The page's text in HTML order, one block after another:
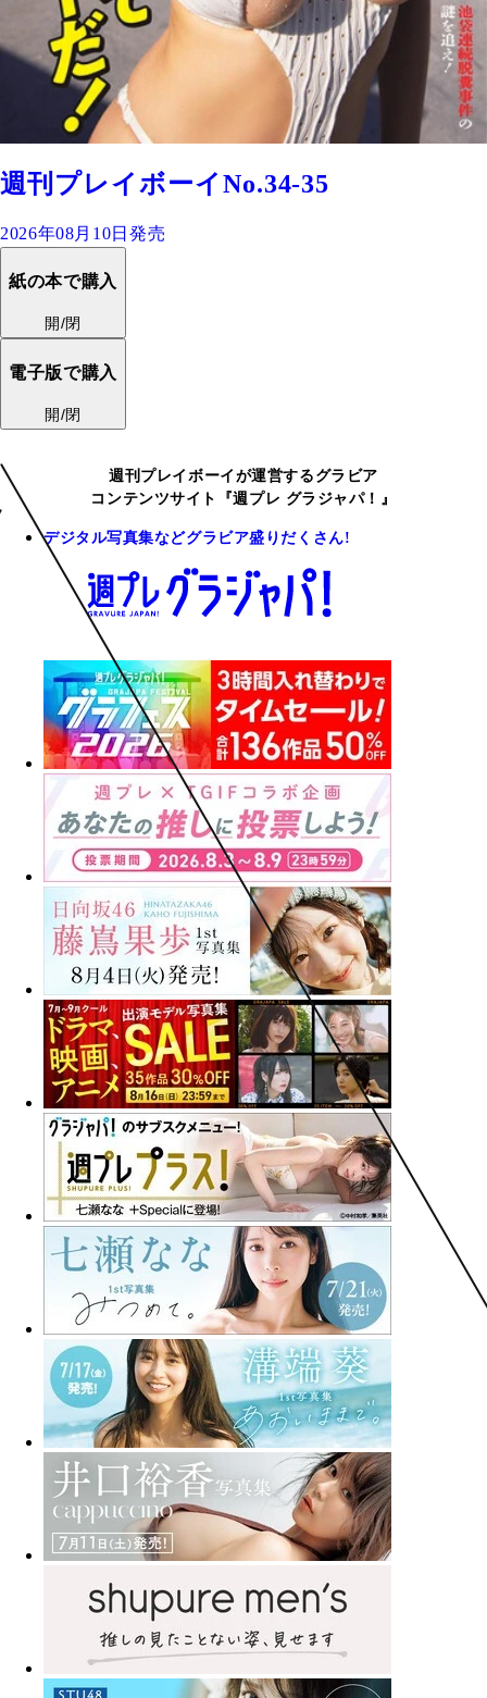
週刊プレイボーイNo.34-35
2026年08月10日発売
紙の本で購入
開/閉
電子版で購入
開/閉
週刊プレイボーイが運営するグラビア
コンテンツサイト『週プレ グラジャパ！』
デジタル写真集などグラビア盛りだくさん!